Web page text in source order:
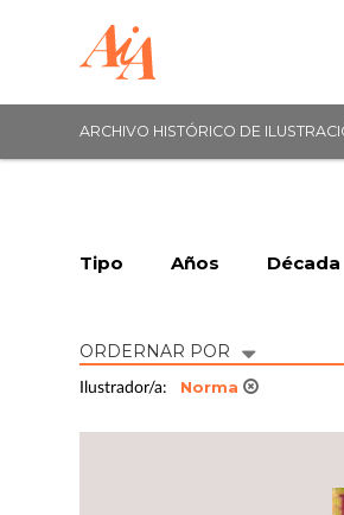
ARCHIVO HISTÓRICO DE
Tipo Años Década
ORDERNAR POR
Ilustrador/a: Norma